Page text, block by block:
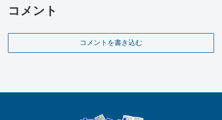
コメント
コメントを書き込む